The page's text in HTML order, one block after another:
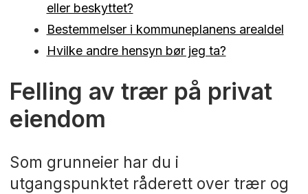
eller beskyttet?
Bestemmelser i kommuneplanens arealdel
Hvilke andre hensyn bør jeg ta?
Felling av trær på privat
eiendom
Som grunneier har du i
utgangspunktet råderett over trær og